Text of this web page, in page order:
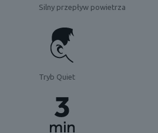
Silny przepływ powietrza
Tryb Quiet